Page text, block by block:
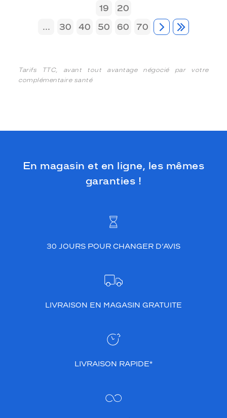
19
20
...
30 40 50 60 70
Tarifs TTC, avant tout avantage négocié par votre
complémentaire santé
En magasin et en ligne, les mêmes
garanties !
30 JOURS POUR CHANGER D’AVIS
LIVRAISON EN MAGASIN GRATUITE
LIVRAISON RAPIDE*